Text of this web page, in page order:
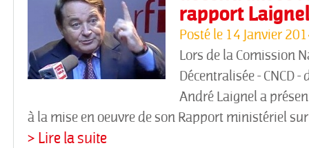
rapport
Posté le 14 Janvier
Lors de la Comission
Décentralisée - CNCD
André Laignel a
à la mise en oeuvre de son Rapport ministériel sur
> Lire la suite